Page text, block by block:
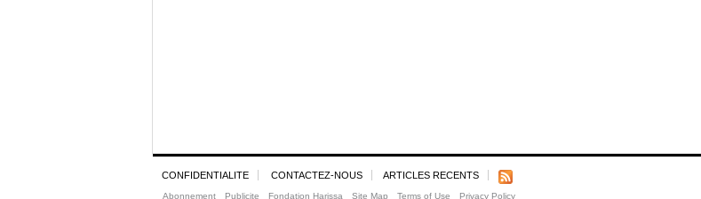
CONFIDENTIALITE CONTACTEZ-NOUS ARTICLES RECENTS
Abonnement Publicite Fondation Harissa Site Map Terms of Use Privacy Policy